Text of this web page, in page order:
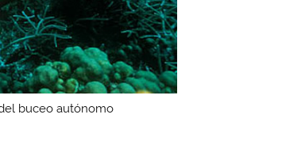
buceo autónomo